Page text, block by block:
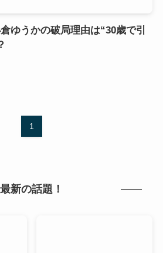
ゆうかの破局理由は“30歳で引
1
最新の話題！